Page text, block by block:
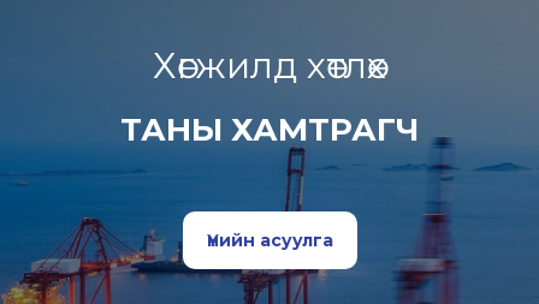
Хөгжилд хөтлөх
ТАНЫ ХАМТРАГЧ
Үнийн асуулга